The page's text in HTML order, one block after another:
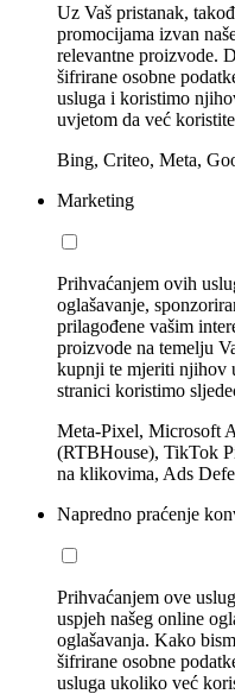
Uz Vaš pristanak,
promocijama izvan
relevantne proizvode.
šifrirane osobne
usluga i koristimo
uvjetom da već
Bing, Criteo, Meta,
Marketing
Prihvaćanjem ovih
oglašavanje,
prilagođene vašim
proizvode na temelju
kupnji te mjeriti njihov
stranici koristimo
Meta-Pixel, Microsoft
(RTBHouse), TikTok
na klikovima, Ads
Napredno praćenje
Prihvaćanjem ove
uspjeh našeg online
oglašavanja. Kako
šifrirane osobne
usluga ukoliko već